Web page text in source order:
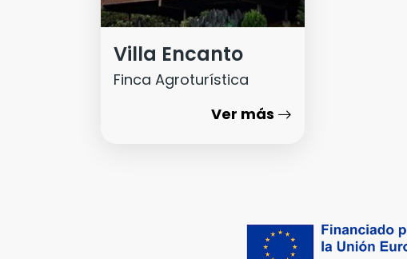
Villa Encanto
Finca Agroturística
Ver más